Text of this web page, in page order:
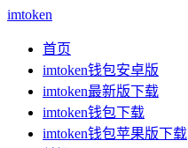
imtoken
首页
imtoken钱包安卓版
imtoken最新版下载
imtoken钱包下载
imtoken钱包苹果版下载